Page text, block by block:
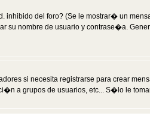
inhibido del foro? (Se le mostrar� un
nombre de usuario y contrase�a.
si necesita registrarse para crear
a grupos de usuarios, etc... S�lo le